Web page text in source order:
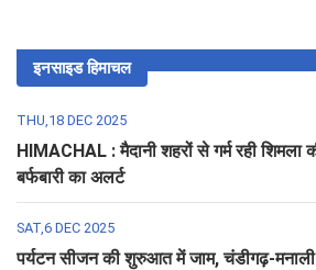
इनसाइड हिमाचल
THU,18 DEC 2025
HIMACHAL : मैदानी शहरों से गर्म रही शिमला
बर्फबारी का अलर्ट
SAT,6 DEC 2025
पर्यटन सीजन की शुरुआत में जाम, चंडीगढ़-मनाली